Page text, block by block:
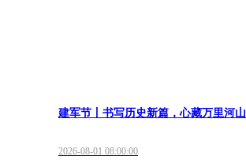
建军节丨书写历史新篇，心藏万里河山
2026-08-01 08:00:00